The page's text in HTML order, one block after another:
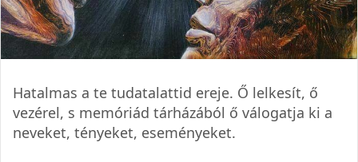
Hatalmas a te tudatalattid ereje. Ő lelkesít, ő
vezérel, s memóriád tárházából ő válogatja ki a
neveket, tényeket, eseményeket.